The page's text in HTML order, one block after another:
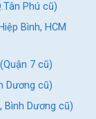
Phú cũ)
Bình, HCM
7 cũ)
Dương cũ)
Bình Dương cũ)